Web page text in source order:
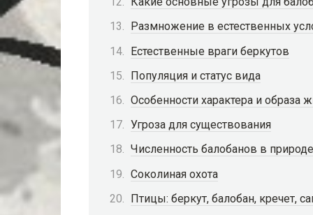
Размножение в естественных
Естественные враги беркутов
Популяция и статус вида
Особенности характера и образа
Угроза для существования
Численность балобанов в природе
Соколиная охота
Птицы: беркут, балобан, кречет,